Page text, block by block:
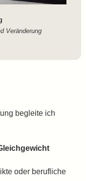
Veränderung
begleite ich
oder berufliche